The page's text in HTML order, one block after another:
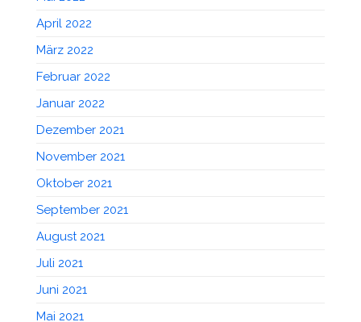
April 2022
März 2022
Februar 2022
Januar 2022
Dezember 2021
November 2021
Oktober 2021
September 2021
August 2021
Juli 2021
Juni 2021
Mai 2021